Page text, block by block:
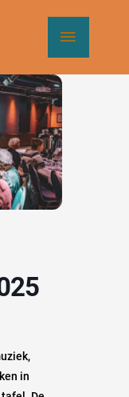
in